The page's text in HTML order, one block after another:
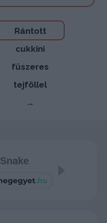
Rántott
cukkini
fűszeres
tejföllel
→
Snake